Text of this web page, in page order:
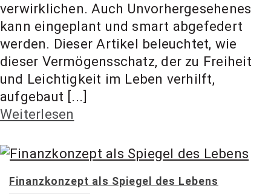
verwirklichen. Auch Unvorhergesehenes
kann eingeplant und smart abgefedert
werden. Dieser Artikel beleuchtet, wie
dieser Vermögensschatz, der zu Freiheit
und Leichtigkeit im Leben verhilft,
aufgebaut [...]
Weiterlesen
Finanzkonzept als Spiegel des Lebens